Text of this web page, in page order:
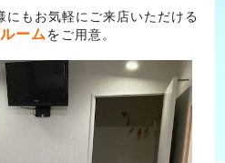
にもお気軽にご来店いただける
ーム を ご用意。